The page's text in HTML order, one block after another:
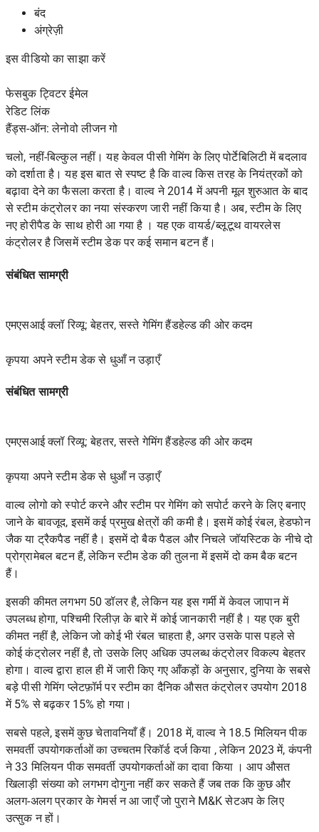
बंद
अंग्रेज़ी
इस वीडियो का साझा करें
फेसबुक ट्विटर ईमेल
रेडिटलिंक
हैंड्स-ऑन: लेनोवो लीजन गो
चलो, नहीं-बिल्कुल नहीं। यह केवल पीसी गेमिंग के लिए पोर्टेबिलिटी में बदलाव
को दर्शाता है। यह इस बात से स्पष्ट है कि वाल्व किस तरह के नियंत्रकों को
बढ़ावा देने का फैसला करता है। वाल्व ने 2014 में अपनी मूल शुरुआत के बाद
सेस्टीम कंट्रोलर का नया संस्करण जारी नहीं किया है। अब,स्टीम के लिए
नए होरीपैड के साथ होरी आ गया है । यह एक वायर्ड/ब्लूटूथ वायरलेस
कंट्रोलर है जिसमें स्टीम डेक पर कई समान बटन हैं।
संबंधित सामग्री
एमएसआई क्लॉ रिव्यू: बेहतर, सस्ते गेमिंग हैंडहेल्ड की ओर कदम
कृपया अपने स्टीम डेक से धुआँ न उड़ाएँ
संबंधित सामग्री
एमएसआई क्लॉ रिव्यू: बेहतर, सस्ते गेमिंग हैंडहेल्ड की ओर कदम
कृपया अपने स्टीम डेक से धुआँ न उड़ाएँ
वाल्व लोगो को स्पोर्ट करने और स्टीम पर गेमिंग को सपोर्ट करने के लिए बनाए
जाने के बावजूद, इसमें कई प्रमुख क्षेत्रों की कमी है। इसमें कोई रंबल, हेडफोन
जैक या ट्रैकपैड नहीं है। इसमें दो बैक पैडल और निचले जॉयस्टिक के नीचे दो
प्रोग्रामेबल बटन हैं, लेकिन स्टीम डेक की तुलना में इसमें दो कम बैक बटन
हैं।
इसकी कीमत लगभग 50 डॉलर है, लेकिन यह इस गर्मी में केवल जापान में
उपलब्ध होगा, पश्चिमी रिलीज़ के बारे में कोई जानकारी नहीं है। यह एक बुरी
कीमत नहीं है, लेकिन जो कोई भी रंबल चाहता है, अगर उसके पास पहले से
कोई कंट्रोलर नहीं है, तो उसके लिए अधिक उपलब्ध कंट्रोलर विकल्प बेहतर
होगा। वाल्व द्वारा हाल ही में जारी किए गए आँकड़ों के अनुसार, दुनिया के सबसे
बड़े पीसी गेमिंग प्लेटफ़ॉर्म पर स्टीम का दैनिक औसत कंट्रोलर उपयोग 2018
में 5% से बढ़कर 15% हो गया।
सबसे पहले, इसमें कुछ चेतावनियाँ हैं। 2018 में, वाल्व ने 18.5 मिलियन पीक
समवर्ती उपयोगकर्ताओं का उच्चतमरिकॉर्ड दर्ज किया , लेकिन 2023 में, कंपनी
ने 33 मिलियन पीक समवर्ती उपयोगकर्ताओं कादावा किया। आप औसत
खिलाड़ी संख्या को लगभग दोगुना नहीं कर सकते हैं जब तक कि कुछ और
अलग-अलग प्रकार के गेमर्स न आ जाएँ जो पुराने M&K सेटअप के लिए
उत्सुक न हों।